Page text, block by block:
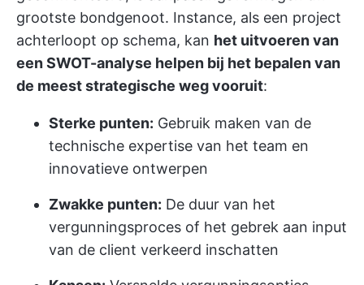
grootste bondgenoot. Instance, als een project
achterloopt op schema, kan het uitvoeren van
een SWOT-analyse helpen bij het bepalen van
de meest strategische weg vooruit:
Sterke punten: Gebruik maken van de
technische expertise van het team en
innovatieve ontwerpen
Zwakke punten: De duur van het
vergunningsproces of het gebrek aan input
van de client verkeerd inschatten